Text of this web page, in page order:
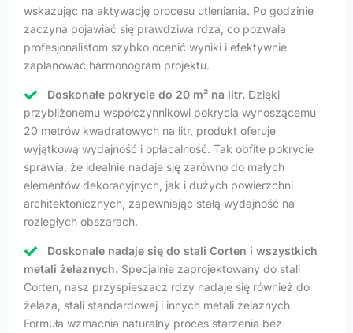
wskazując na aktywację procesu utleniania. Po godzinie
zaczyna pojawiać się prawdziwa rdza, co pozwala
profesjonalistom szybko ocenić wyniki i efektywnie
zaplanować harmonogram projektu.
Doskonałe pokrycie do 20 m² na litr. Dzięki
przybliżonemu współczynnikowi pokrycia wynoszącemu
20 metrów kwadratowych na litr, produkt oferuje
wyjątkową wydajność i opłacalność. Tak obfite pokrycie
sprawia, że idealnie nadaje się zarówno do małych
elementów dekoracyjnych, jak i dużych powierzchni
architektonicznych, zapewniając stałą wydajność na
rozległych obszarach.
Doskonale nadaje się do stali Corten i wszystkich
metali żelaznych. Specjalnie zaprojektowany do stali
Corten, nasz przyspieszacz rdzy nadaje się również do
żelaza, stali standardowej i innych metali żelaznych.
Formuła wzmacnia naturalny proces starzenia bez